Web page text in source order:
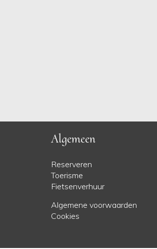
Algemeen
Reserveren
Toerisme
Fietsenverhuur
Algemene voorwaarden
Cookies